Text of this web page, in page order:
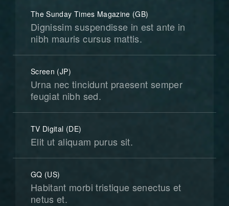
The Sunday Times Magazine (GB)
Dignissim suspendisse in est ante in
nibh mauris cursus mattis.
Screen (JP)
Urna nec tincidunt praesent semper
feugiat nibh sed.
TV Digital (DE)
Elit ut aliquam purus sit.
GQ (US)
Habitant morbi tristique senectus et
netus et.